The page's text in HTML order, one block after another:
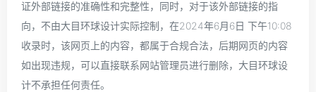
证外部链接的准确性和完整性，同时，对于该外部链接的指
向，不由大目环球设计实际控制，在2024年6月6日 下午10:08
收录时，该网页上的内容，都属于合规合法，后期网页的内容
如出现违规，可以直接联系网站管理员进行删除，大目环球设
计不承担任何责任。